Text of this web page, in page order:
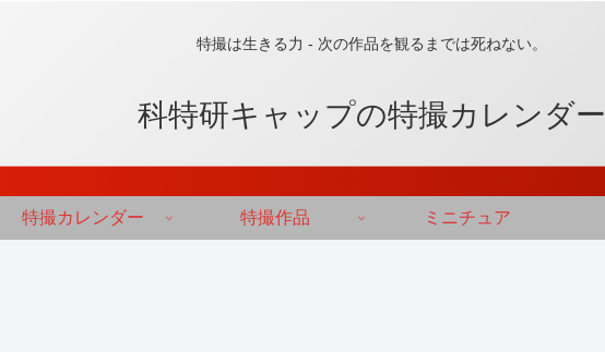
特撮は生きる力 - 次の作品を観るまでは死ねない。
科特研キャップの特撮カレンダー
特撮カレンダー 特撮作品 ミニチュア